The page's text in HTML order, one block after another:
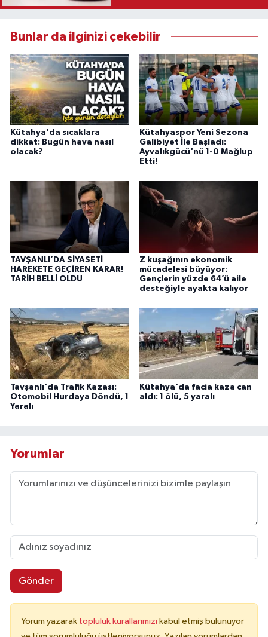
Bunlar da ilginizi çekebilir
Kütahya'da sıcaklara
dikkat: Bugün hava nasıl
olacak?
Kütahyaspor Yeni Sezona
Galibiyet İle Başladı:
Ayvalıkgücü'nü 1-0 Mağlup
Etti!
TAVŞANLI’DA SİYASETİ
HAREKETE GEÇİREN KARAR!
TARİH BELLİ OLDU
Z kuşağının ekonomik
mücadelesi büyüyor:
Gençlerin yüzde 64’ü aile
desteğiyle ayakta kalıyor
Tavşanlı'da Trafik Kazası:
Otomobil Hurdaya Döndü, 1
Yaralı
Kütahya'da facia kaza can
aldı: 1 ölü, 5 yaralı
Yorumlar
Gönder
Yorum yazarak topluluk kurallarımızı kabul etmiş bulunuyor